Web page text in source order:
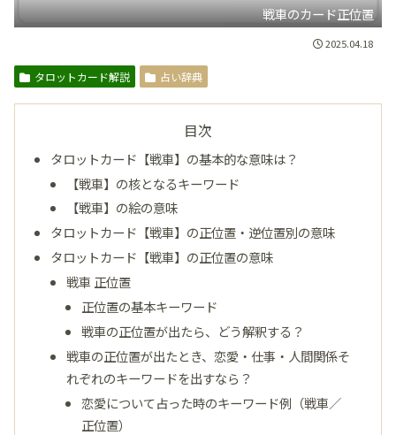
戦車のカード正位置
2025.04.18
タロットカード解説 占い辞典
目次
タロットカード【戦車】の基本的な意味は？
【戦車】の核となるキーワード
【戦車】の絵の意味
タロットカード【戦車】の正位置・逆位置別の意味
タロットカード【戦車】の正位置の意味
戦車 正位置
正位置の基本キーワード
戦車の正位置が出たら、どう解釈する？
戦車の正位置が出たとき、恋愛・仕事・人間関係そ
れぞれのキーワードを出すなら？
恋愛について占った時のキーワード例（戦車／
正位置）